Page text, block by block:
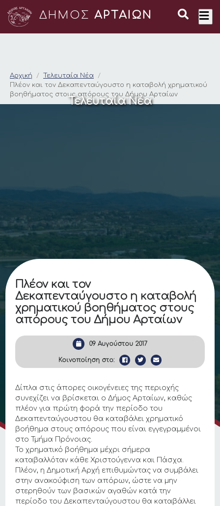
ΔΗΜΟΣ ΑΡΤΑΙΩΝ
Πλέον και τον
Αρχική
Τελευταία Νέα
Πλέον και τον Δεκαπενταύγουστο η καταβολή χρηματικού
βοηθήματος στους απόρους του Δήμου Αρταίων
Τελευταία Νέα
Πλέον και τον
Δεκαπενταύγουστο η καταβολή
χρηματικού βοηθήματος στους
απόρους του Δήμου Αρταίων
09 Αυγούστου 2017
Κοινοποίηση στο:
Δίπλα στις άπορες οικογένειες της περιοχής
συνεχίζει να βρίσκεται ο Δήμος Αρταίων, καθώς
πλέον για πρώτη φορά την περίοδο του
Δεκαπενταύγουστου θα καταβάλει χρηματικό
βοήθημα στους απόρους που είναι εγγεγραμμένοι
στο Τμήμα Πρόνοιας.
Το χρηματικό βοήθημα μέχρι σήμερα
καταβαλλόταν κάθε Χριστούγεννα και Πάσχα.
Πλέον, η Δημοτική Αρχή επιθυμώντας να συμβάλει
στην ανακούφιση των απόρων, ώστε να μην
στερηθούν των βασικών αγαθών κατά την
περίοδο του Δεκαπενταύγουστου θα καταβάλλει